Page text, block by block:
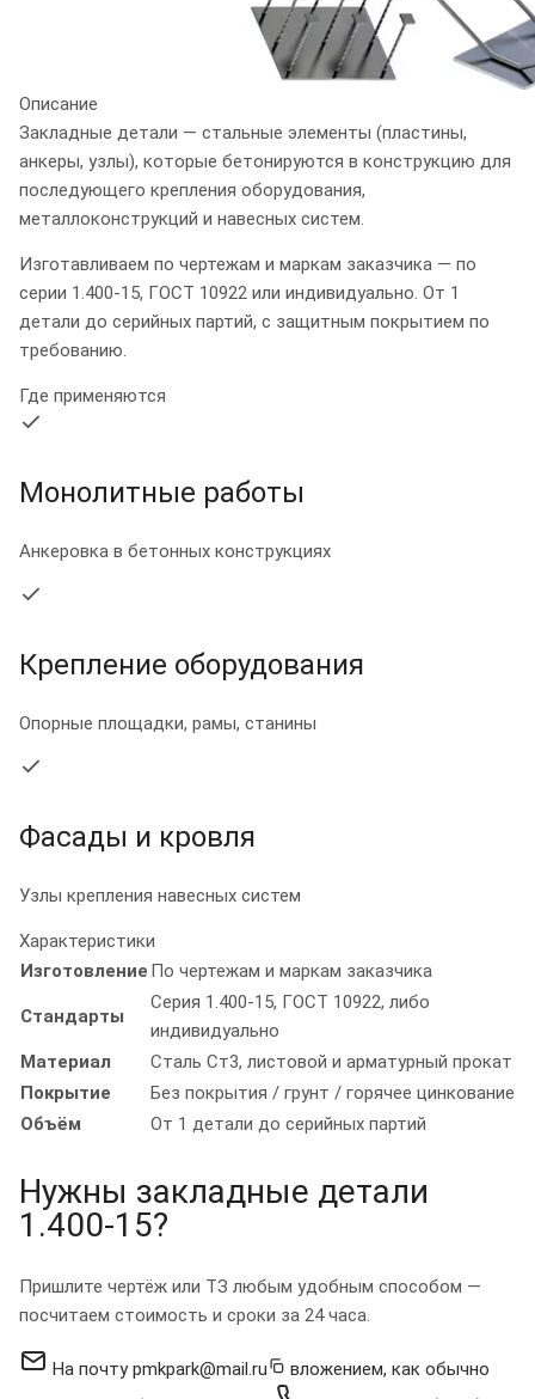
Описание
Закладные детали — стальные элементы (пластины,
анкеры, узлы), которые бетонируются в конструкцию для
последующего крепления оборудования,
металлоконструкций и навесных систем.
Изготавливаем по чертежам и маркам заказчика — по
серии 1.400-15, ГОСТ 10922 или индивидуально. От 1
детали до серийных партий, с защитным покрытием по
требованию.
Где применяются
Монолитные работы
Анкеровка в бетонных конструкциях
Крепление оборудования
Опорные площадки, рамы, станины
Фасады и кровля
Узлы крепления навесных систем
Характеристики
Изготовление По чертежам и маркам заказчика
Стандарты
Серия 1.400-15, ГОСТ 10922, либо
индивидуально
Материал
Сталь Ст3, листовой и арматурный прокат
Покрытие
Без покрытия / грунт / горячее цинкование
Объём
От 1 детали до серийных партий
Нужны закладные детали
1.400‑15?
Пришлите чертёж или ТЗ любым удобным способом —
посчитаем стоимость и сроки за 24 часа.
На почту pmkpark@mail.ru
вложением, как обычно